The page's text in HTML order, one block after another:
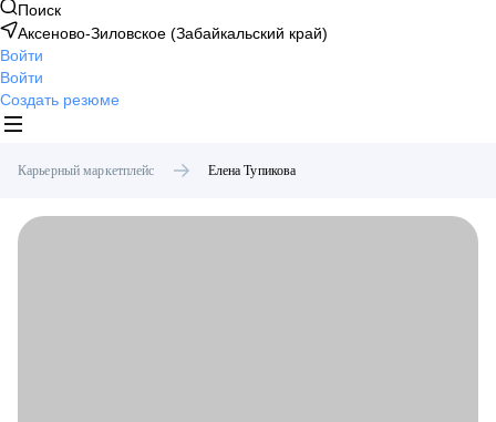
Поиск
Аксеново-Зиловское (Забайкальский край)
Войти
Войти
Создать резюме
Карьерный маркетплейс Елена Тупикова